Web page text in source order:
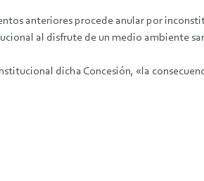
anteriores procede anular por
al disfrute de un medio ambiente
dicha Concesión, «la